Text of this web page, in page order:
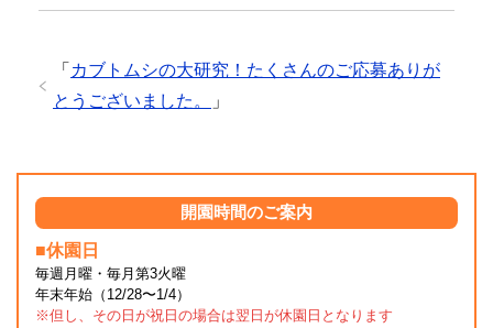
「 カブトムシの大研究！たくさんのご応募ありが
とうございました。
」
開園時間のご案内
■休園日
毎週月曜・毎月第3火曜
年末年始（12/28〜1/4）
※但し、その日が祝日の場合は翌日が休園日となります